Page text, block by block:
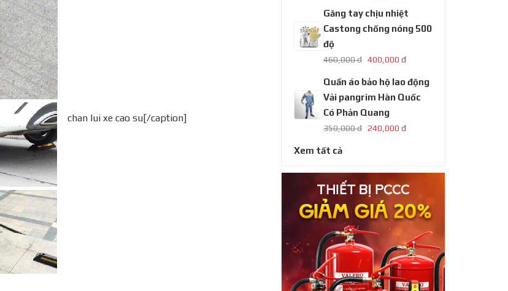
chan lui xe cao su[/caption]
Găng tay chịu nhiệt
Castong chống nóng 500
độ
460,000 đ 400,000 đ
Quần áo bảo hộ lao động
Vải pangrim Hàn Quốc
Có Phản Quang
350,000 đ 240,000 đ
Xem tất cả